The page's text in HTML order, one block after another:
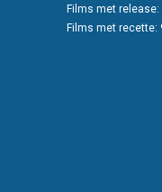
Films met release:
Films met recette: